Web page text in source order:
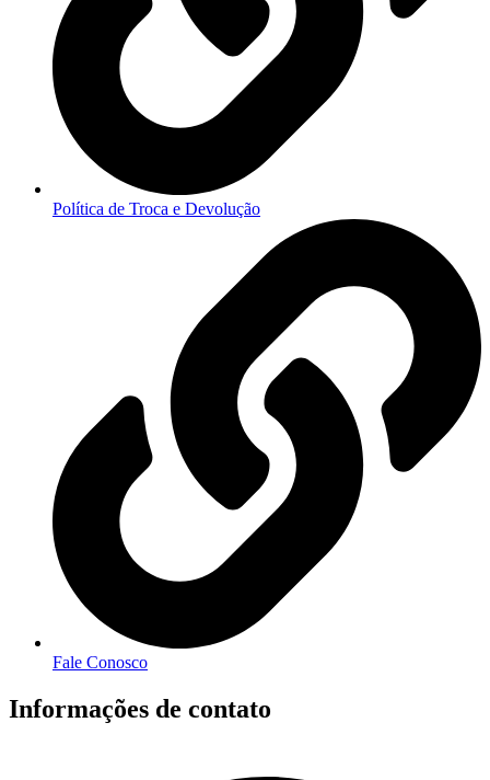
Política de Troca e Devolução
Fale Conosco
Informações de contato